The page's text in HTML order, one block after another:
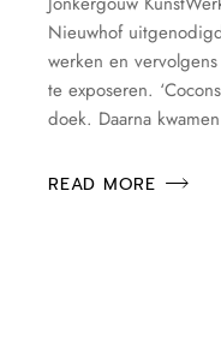
Nieuwhof
werken en
te exposeren.
doek. Daarna
READ MORE